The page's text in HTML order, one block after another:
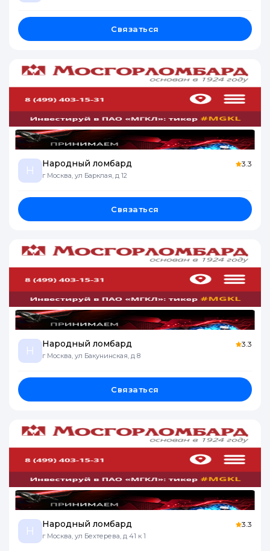
Связаться
Н
Народный ломбард
г Москва, ул Барклая, д 12
3.3
Связаться
Н
Народный ломбард
г Москва, ул Бакунинская, д 8
3.3
Связаться
Н
Народный ломбард
г Москва, ул Бехтерева, д 41 к 1
3.3